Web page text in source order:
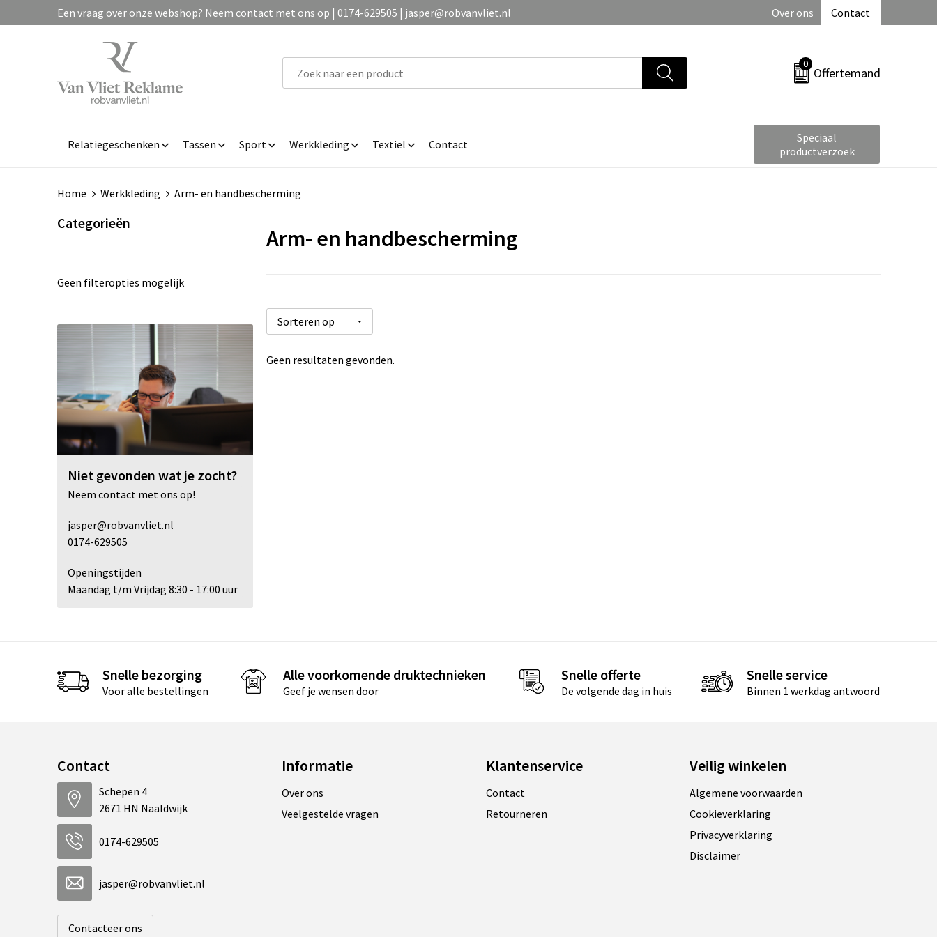
Een vraag over onze webshop? Neem contact met ons op | 0174-629505 | jasper@robvanvliet.nl Over ons Contact
0
Offertemand
Relatiegeschenken Tassen Sport Werkkleding Textiel Contact
Speciaal
productverzoek
Home Werkkleding Arm- en handbescherming
Categorieën
Geen filteropties mogelijk
Niet gevonden wat je zocht?
Neem contact met ons op!
jasper@robvanvliet.nl
0174-629505
Openingstijden
Maandag t/m Vrijdag 8:30 - 17:00 uur
Arm- en handbescherming
Geen resultaten gevonden.
Snelle bezorging
Voor alle bestellingen
Alle voorkomende druktechnieken
Geef je wensen door
Snelle offerte
De volgende dag in huis
Snelle service
Binnen 1 werkdag antwoord
Contact
Schepen 4
2671 HN Naaldwijk
0174-629505
jasper@robvanvliet.nl
Contacteer ons
Informatie
Over ons
Veelgestelde vragen
Klantenservice
Contact
Retourneren
Veilig winkelen
Algemene voorwaarden
Cookieverklaring
Privacyverklaring
Disclaimer